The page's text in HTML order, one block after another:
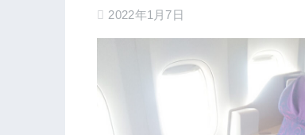
2022年1月7日